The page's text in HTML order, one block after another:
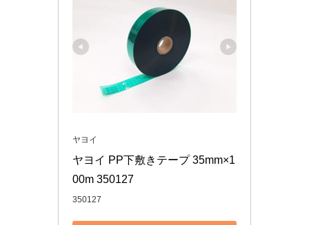
ヤヨイ
ヤヨイ PP下敷きテープ 35mm×1
00m 350127
350127